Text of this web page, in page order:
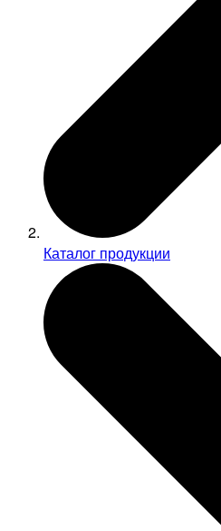
Каталог продукции